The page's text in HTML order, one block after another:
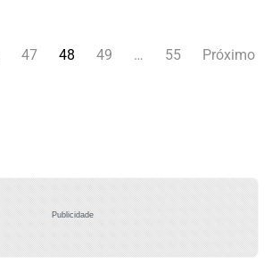
47 48 49 … 55 Próximo
Publicidade